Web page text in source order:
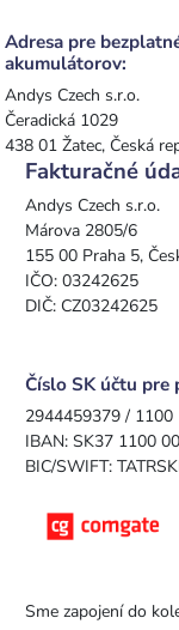
Adresa pre
akumulátorov:
Andys Czech s.r.o.
Čeradická 1029
438 01 Žatec, Česká
Fakturačné
Andys Czech s.r.o.
Márova 2805/6
155 00 Praha 5,
IČO: 03242625
DIČ: CZ03242625
Číslo SK účtu pre
2944459379 / 1100
IBAN: SK37 1100
BIC/SWIFT:
Sme zapojení do